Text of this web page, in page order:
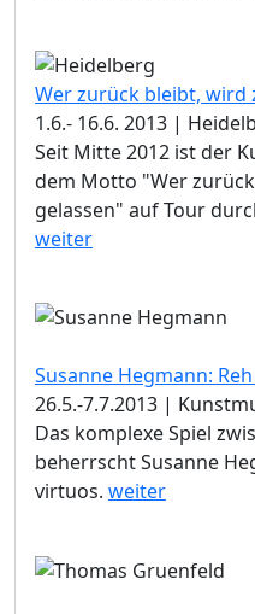
Wer zurück bleibt, wird
1.6.- 16.6. 2013 |
Seit Mitte 2012 ist der
dem Motto "Wer
gelassen" auf Tour
weiter
Susanne Hegmann:
26.5.-7.7.2013 |
Das komplexe Spiel
beherrscht Susanne
virtuos. weiter